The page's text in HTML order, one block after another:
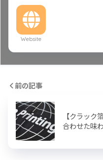
Website
前の記事
【クラッ
合わせた味